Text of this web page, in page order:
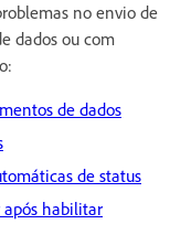
no envio de
dados ou com
de dados
de status
após habilitar